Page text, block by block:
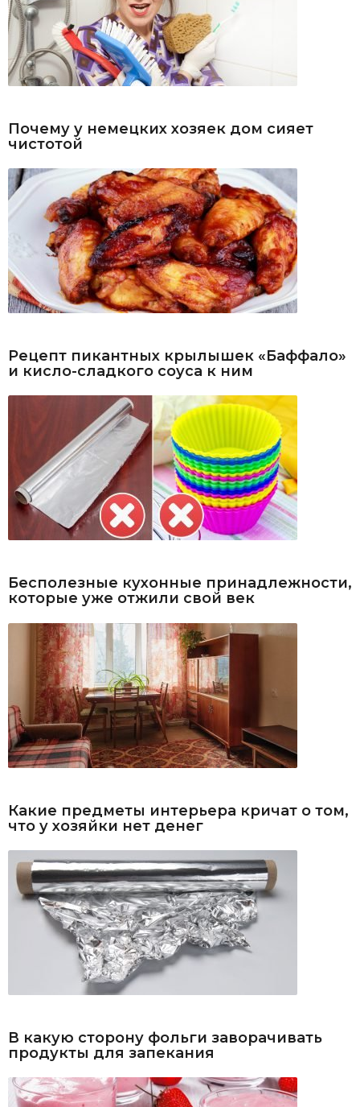
Почему у немецких хозяек дом сияет
чистотой
Рецепт пикантных крылышек «Баффало»
и кисло-сладкого соуса к ним
Бесполезные кухонные принадлежности,
которые уже отжили свой век
Какие предметы интерьера кричат о том,
что у хозяйки нет денег
В какую сторону фольги заворачивать
продукты для запекания